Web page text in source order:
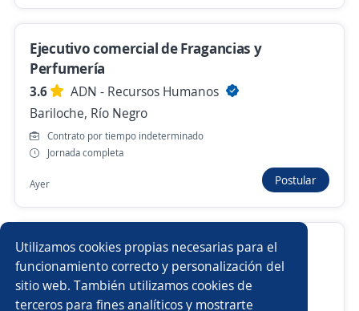
Utilizamos cookies propias necesarias para el
funcionamiento correcto y personalización del
sitio web. También utilizamos cookies de
terceros para fines analíticos y mostrarte
Hace 2 días
Anterior Siguiente
Nuevas ofertas de empleo
Empleos similares
Soldador/a Ayudante de cocina Cajero/a vendedor
Vendedor preventista Analista
Analista de compras Almacenista
Ejecutivo comercial de Fragancias y
Perfumería
3.6
ADN - Recursos Humanos
Bariloche, Río Negro
Contrato por tiempo indeterminado
Jornada completa
Ayer Postular
Gerente administrativo
JOTA Recursos Humanos
Cipolletti, Río Negro